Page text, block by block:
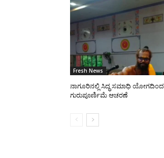
Fresh News
ನಾಗೂರಿನಲ್ಲಿ ಸಿದ್ಧ ಸಮಾಧಿ ಯೋಗದಿಂದ
ಗುರುಪೂರ್ಣಿಮೆ ಆಚರಣೆ